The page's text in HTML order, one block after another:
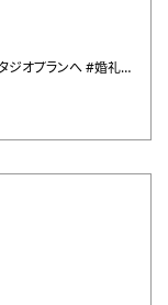
婚礼衣装カタログへ 婚礼スタジオプランへ #婚礼スタ